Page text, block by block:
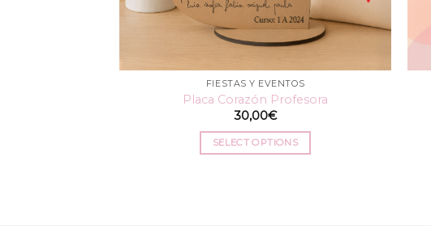
FIESTAS Y EVENTOS
Placa Corazón Profesora
30,00€
SELECT OPTIONS